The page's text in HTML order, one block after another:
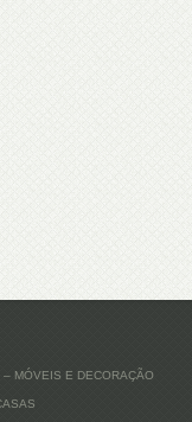
– MÓVEIS E DECORAÇÃO